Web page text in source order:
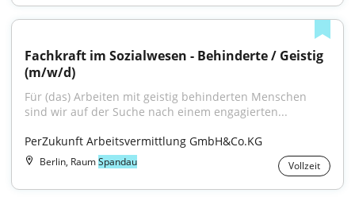
Fachkraft im Sozialwesen - Behinderte / Geistig
(m/w/d)
Für (das) Arbeiten mit geistig behinderten Menschen
sind wir auf der Suche nach einem engagierten...
PerZukunft Arbeitsvermittlung GmbH&Co.KG
Berlin, RaumSpandau Vollzeit